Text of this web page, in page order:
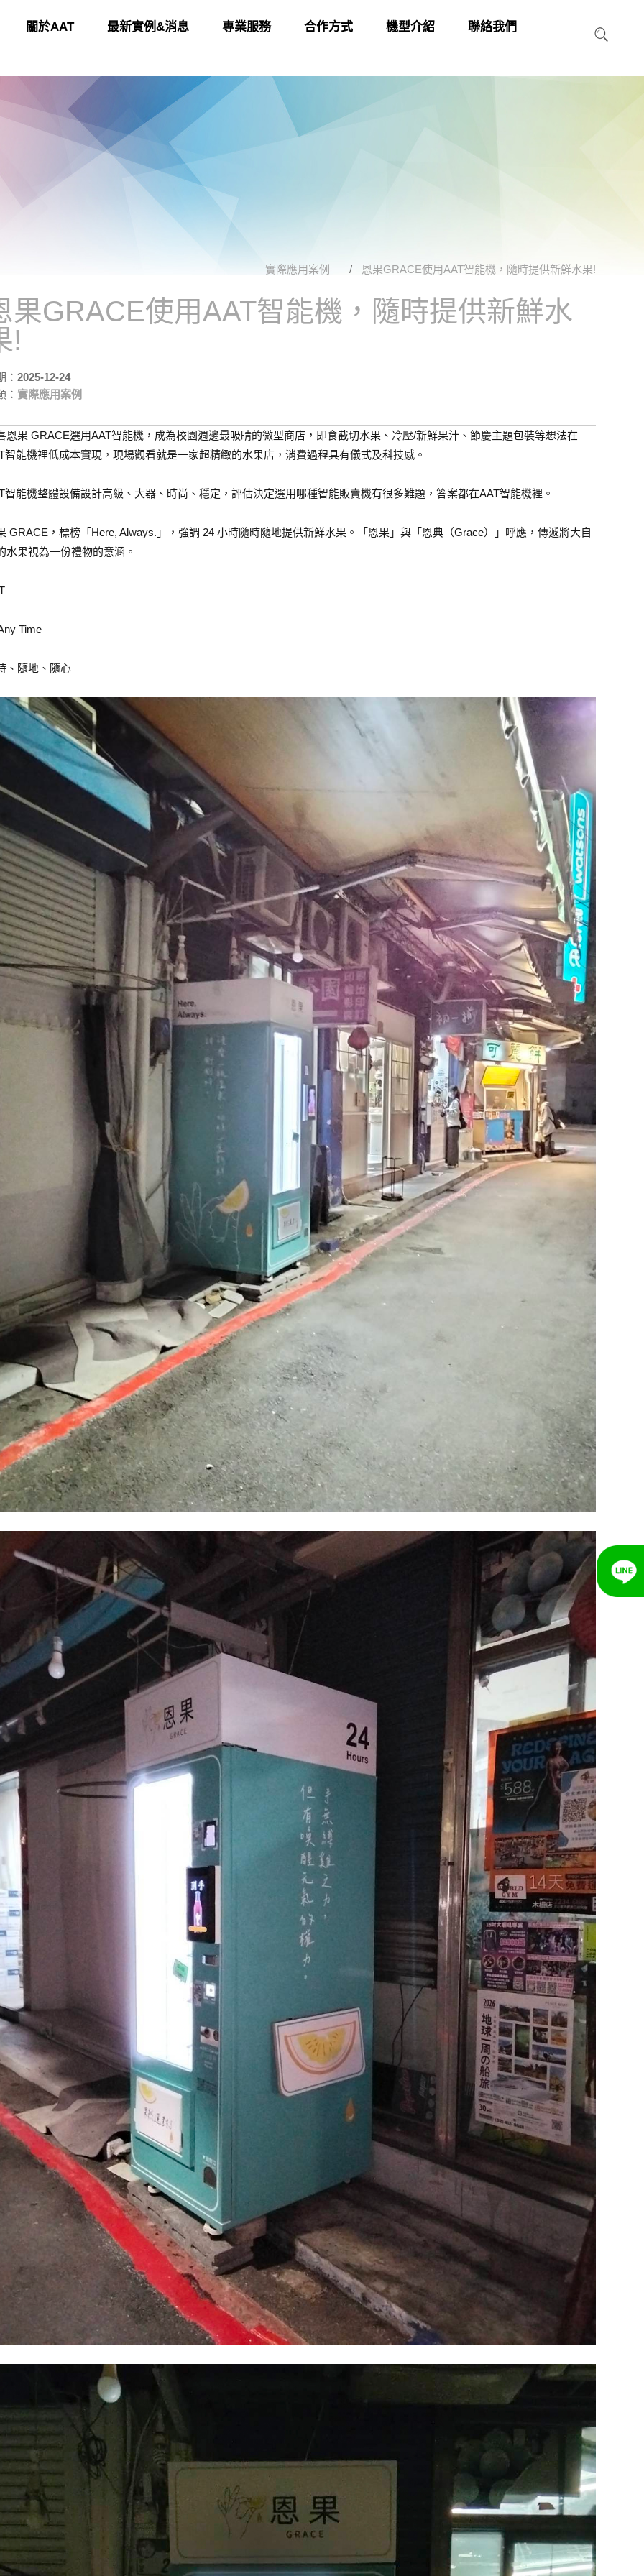
關於AAT 最新實例&消息 專業服務 合作方式 機型介紹 聯絡我們
實際應用案例 恩果GRACE使用AAT智能機，隨時提供新鮮水果!
果GRACE使用AAT智能機，隨時提供新鮮水
!
：2025-12-24
：實際應用案例
恩果 GRACE選用AAT智能機，成為校園週邊最吸睛的微型商店，​即食截切水果、冷壓/新鮮果汁、​節慶主題包裝等想法在
智能機裡低成本實現，現場觀看就是一家超精緻的水果店，消費過程具有儀式及科技感。
智能機整體設備設計高級、大器、時尚、穩定，評估決定選用哪種智能販賣機有很多難題，答案都在AAT智能機裡。
GRACE，標榜「Here, Always.」，強調 24 小時隨時隨地提供新鮮水果。「恩果」與「恩典（Grace）」呼應，傳遞將大自
水果視為一份禮物的意涵。
Time
、隨地、隨心